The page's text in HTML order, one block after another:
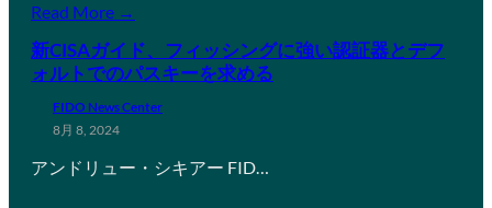
Read More →
新CISAガイド、フィッシングに強い認証器とデフ
ォルトでのパスキーを求める
FIDO News Center
8月 8, 2024
アンドリュー・シキアー FID…